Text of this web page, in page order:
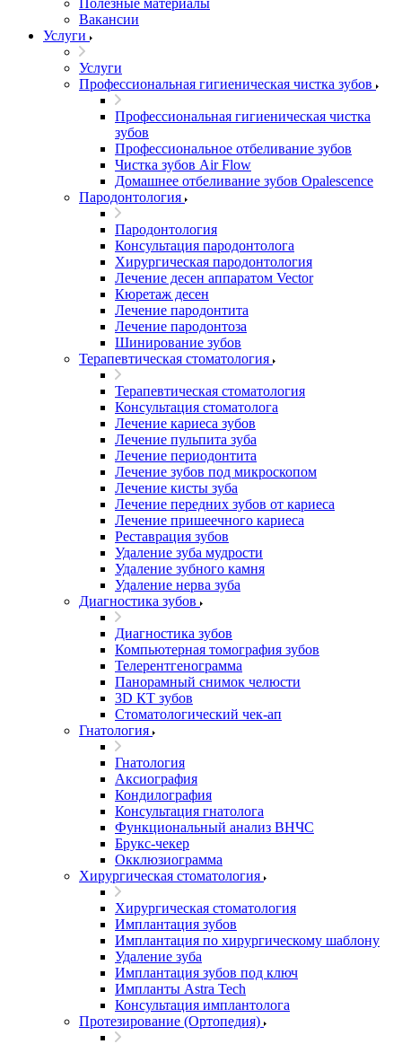
Вакансии
Услуги
Услуги
Профессиональная гигиеническая чистка зубов
Профессиональная гигиеническая чистка
зубов
Профессиональное отбеливание зубов
Чистка зубов Air Flow
Домашнее отбеливание зубов Opalescence
Пародонтология
Пародонтология
Консультация пародонтолога
Хирургическая пародонтология
Лечение десен аппаратом Vector
Кюретаж десен
Лечение пародонтита
Лечение пародонтоза
Шинирование зубов
Терапевтическая стоматология
Терапевтическая стоматология
Консультация стоматолога
Лечение кариеса зубов
Лечение пульпита зуба
Лечение периодонтита
Лечение зубов под микроскопом
Лечение кисты зуба
Лечение передних зубов от кариеса
Лечение пришеечного кариеса
Реставрация зубов
Удаление зуба мудрости
Удаление зубного камня
Удаление нерва зуба
Диагностика зубов
Диагностика зубов
Компьютерная томография зубов
Телерентгенограмма
Панорамный снимок челюсти
3D КТ зубов
Стоматологический чек-ап
Гнатология
Гнатология
Аксиография
Кондилография
Консультация гнатолога
Функциональный анализ ВНЧС
Брукс-чекер
Окклюзиограмма
Хирургическая стоматология
Хирургическая стоматология
Имплантация зубов
Имплантация по хирургическому шаблону
Удаление зуба
Имплантация зубов под ключ
Импланты Astra Tech
Консультация имплантолога
Протезирование (Ортопедия)